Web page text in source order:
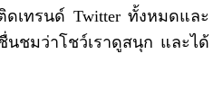
ดเทรนด์ Twitter ทั้งหมดและ
นชมว่าโชว์เราดูสนุก และได้